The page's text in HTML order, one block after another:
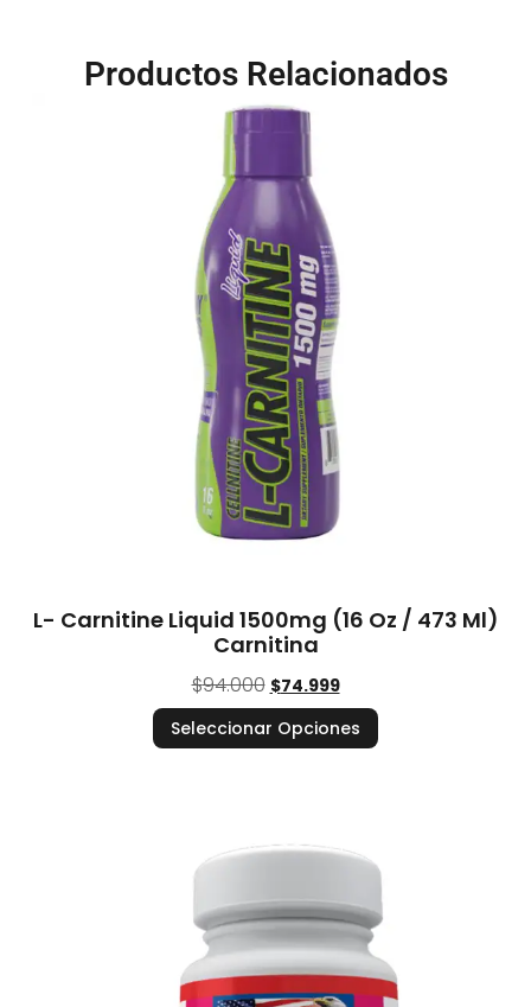
Productos Relacionados
L- Carnitine Liquid 1500mg (16 Oz / 473 Ml)
Carnitina
$94.000 $74.999
Seleccionar Opciones